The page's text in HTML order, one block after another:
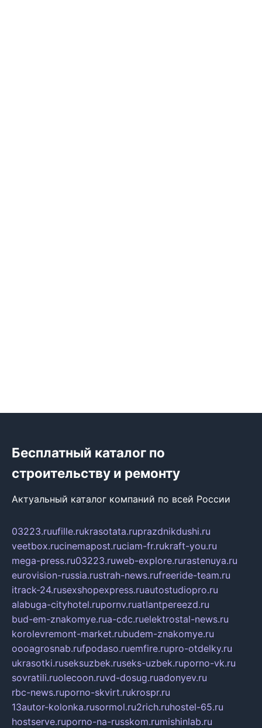
Бесплатный каталог по
строительству и ремонту
Актуальный каталог компаний по всей России
03223.ruufille.rukrasotata.ruprazdnikdushi.ru
veetbox.rucinemapost.ruciam-fr.rukraft-you.ru
mega-press.ru03223.ruweb-explore.rurastenuya.ru
eurovision-russia.rustrah-news.rufreeride-team.ru
itrack-24.rusexshopexpress.ruautostudiopro.ru
alabuga-cityhotel.rupornv.ruatlantpereezd.ru
bud-em-znakomye.rua-cdc.ruelektrostal-news.ru
korolevremont-market.rubudem-znakomye.ru
oooagrosnab.rufpodaso.ruemfire.rupro-otdelky.ru
ukrasotki.ruseksuzbek.ruseks-uzbek.ruporno-vk.ru
sovratili.ruolecoon.ruvd-dosug.ruadonyev.ru
rbc-news.ruporno-skvirt.rukrospr.ru
13autor-kolonka.rusormol.ru2rich.ruhostel-65.ru
hostserve.ruporno-na-russkom.rumishinlab.ru